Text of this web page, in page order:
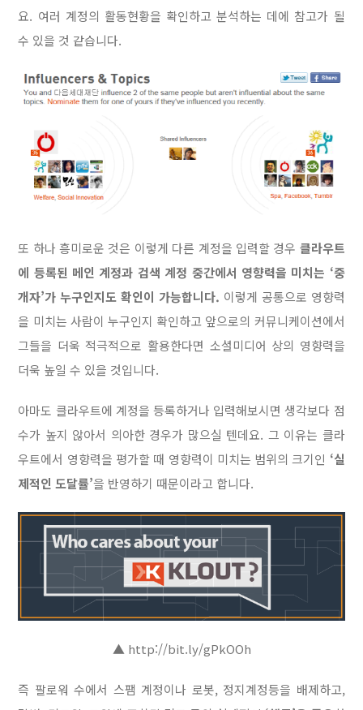
요. 여러 계정의 활동현황을 확인하고 분석하는 데에 참고가 될
수 있을 것 같습니다.
또 하나 흥미로운 것은 이렇게 다른 계정을 입력할 경우 클라우트
에 등록된 메인 계정과 검색 계정 중간에서 영향력을 미치는 ‘중
개자’가 누구인지도 확인이 가능합니다. 이렇게 공통으로 영향력
을 미치는 사람이 누구인지 확인하고 앞으로의 커뮤니케이션에서
그들을 더욱 적극적으로 활용한다면 소셜미디어 상의 영향력을
더욱 높일 수 있을 것입니다.
아마도 클라우트에 계정을 등록하거나 입력해보시면 생각보다 점
수가 높지 않아서 의아한 경우가 많으실 텐데요. 그 이유는 클라
우트에서 영향력을 평가할 때 영향력이 미치는 범위의 크기인 ‘실
제적인 도달률’을 반영하기 때문이라고 합니다.
▲ http://bit.ly/gPkOOh
즉 팔로워 수에서 스팸 계정이나 로봇, 정지계정등을 배제하고,